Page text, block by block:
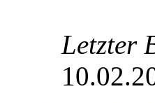
Letzter